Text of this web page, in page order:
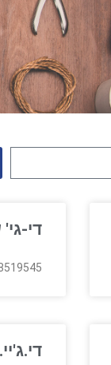
די-
050-8519545